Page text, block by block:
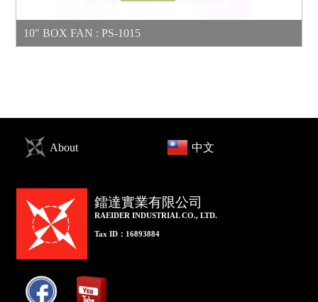
10" BOX FAN : PS-1015
About 中文
鐳達實業有限公司
RAEIDER INDUSTRIAL CO., LTD.
Tax ID：16893884